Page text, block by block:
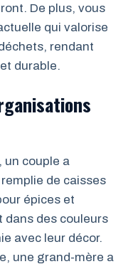
De plus, vous
qui valorise
rendant
durable.
un couple a
de caisses
épices et
dans des couleurs
avec leur décor.
une grand-mère a